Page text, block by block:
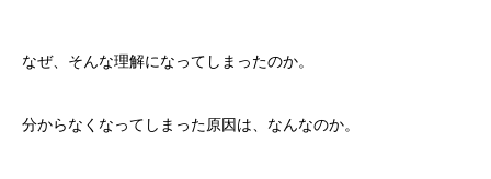
なぜ、そんな理解になってしまったのか。
分からなくなってしまった原因は、なんなのか。